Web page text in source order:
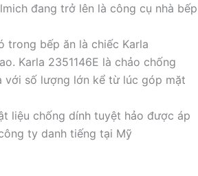
đang trở lên là công cụ nhà bếp
trong bếp ăn là chiếc Karla
Karla 2351146E là chảo chống
với số lượng lớn kể từ lúc góp mặt
liệu chống dính tuyệt hảo được áp
ty danh tiếng tại Mỹ